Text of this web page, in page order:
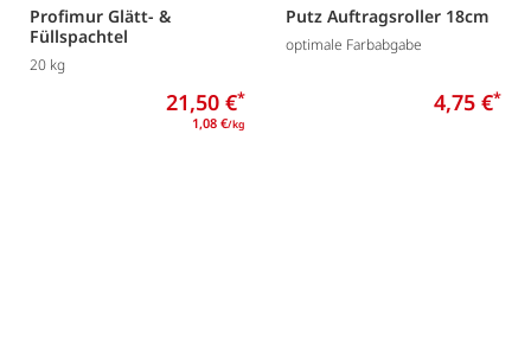
Profimur Glätt- &
Füllspachtel
20 kg
21,50 €*
1,08 €/kg
Putz Auftragsroller 18cm
optimale Farbabgabe
4,75 €*